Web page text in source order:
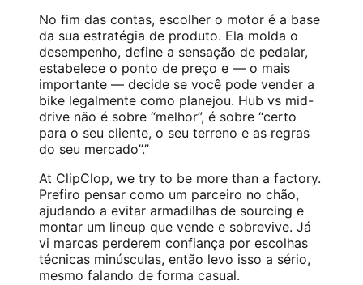
No fim das contas, escolher o motor é a base
da sua estratégia de produto. Ela molda o
desempenho, define a sensação de pedalar,
estabelece o ponto de preço e — o mais
importante — decide se você pode vender a
bike legalmente como planejou. Hub vs mid-
drive não é sobre “melhor”, é sobre “certo
para o seu cliente, o seu terreno e as regras
do seu mercado”.”
At ClipClop, we try to be more than a factory.
Prefiro pensar como um parceiro no chão,
ajudando a evitar armadilhas de sourcing e
montar um lineup que vende e sobrevive. Já
vi marcas perderem confiança por escolhas
técnicas minúsculas, então levo isso a sério,
mesmo falando de forma casual.